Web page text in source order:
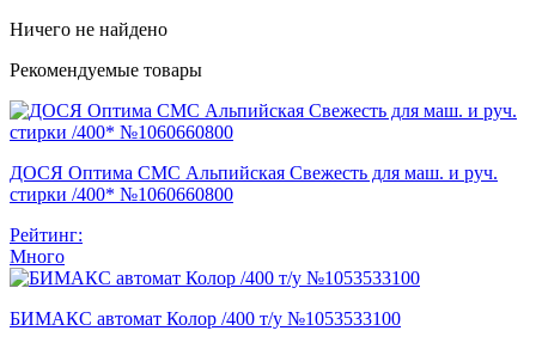
Ничего не найдено
Рекомендуемые товары
ДОСЯ Оптима СМС Альпийская Свежесть для маш. и руч.
стирки /400* №1060660800
Рейтинг:
Много
БИМАКС автомат Колор /400 т/у №1053533100